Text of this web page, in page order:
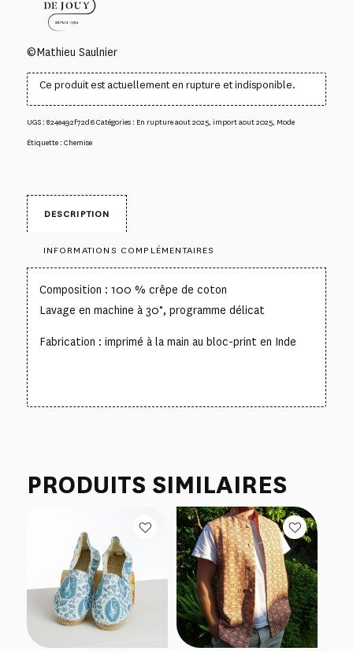
©Mathieu Saulnier
Ce produit est actuellement en rupture et indisponible.
UGS :824e492f72d6Catégories : En rupture aout 2025, import aout 2025, Mode
Étiquette :Chemise
DESCRIPTION
INFORMATIONS COMPLÉMENTAIRES
Composition : 100 % crêpe de coton
Lavage en machine à 30°, programme délicat
Fabrication : imprimé à la main au bloc-print en Inde
PRODUITS SIMILAIRES